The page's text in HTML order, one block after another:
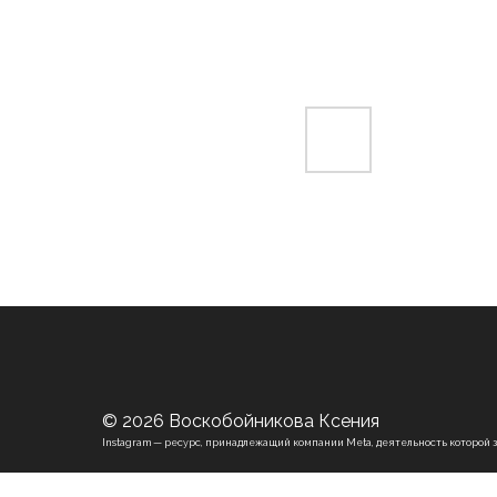
Instagram — ресурс, принадлежащий компании Meta, деятельность которой
© 2026 Воскобойникова Ксения